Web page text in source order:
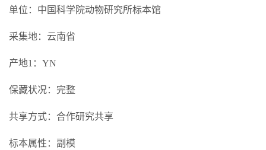
单位：中国科学院动物研究所标本馆
采集地：云南省
产地1：YN
保藏状况：完整
共享方式：合作研究共享
标本属性：副模